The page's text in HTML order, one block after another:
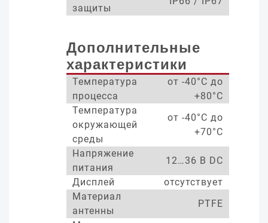
защиты
Дополнительные
характеристики
Температура
процесса
от -40°С до
+80°С
Температура
окружающей
среды
от -40°С до
+70°С
Напряжение
питания
12…36 В DC
Дисплей
отсутствует
Материал
антенны
PTFE